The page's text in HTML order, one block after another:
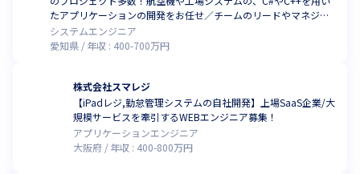
たアプリケーションの開発をお任せ／チームのリードやマネジメ
ントにも貢献できます
システムエンジニア
愛知県
年収 : 400-700万円
株式会社スマレジ
【iPadレジ,勤怠管理システムの自社開発】上場SaaS企業/大
規模サービスを牽引するWEBエンジニア募集！
アプリケーションエンジニア
大阪府
年収 : 400-800万円